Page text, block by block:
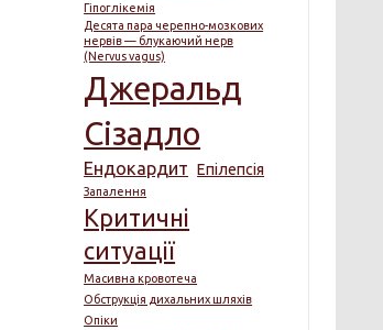
Гіпоглікемія
Десята пара черепно-мозкових
нервів — блукаючий нерв
(Nervus vagus)
Джеральд
Сізадло
Ендокардит Епілепсія
Запалення
Критичні
ситуації
Масивна кровотеча
Обструкція дихальних шляхів
Опіки